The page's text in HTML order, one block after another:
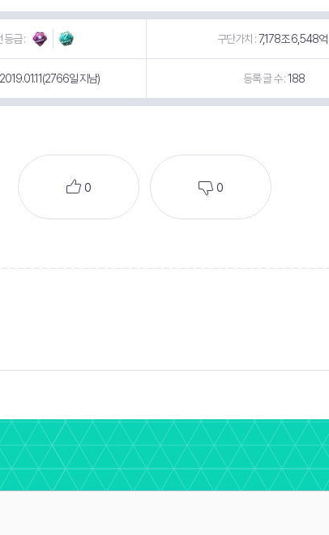
등급 : 구단가치 :7,178조 6,548억
2019.01.11(2766일 지남) 등록 글 수 : 188
0 0